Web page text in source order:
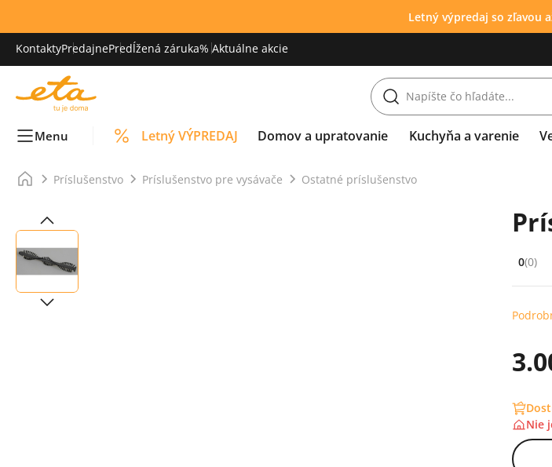
Letný výpredaj so zľavou
KontaktyPredajnePredĺžená záruka% Aktuálne akcie
Menu Letný VÝPREDAJ Domov a upratovanie Kuchyňa a varenie
Príslušenstvo Príslušenstvo pre vysávače Ostatné príslušenstvo
0(0)
Nie